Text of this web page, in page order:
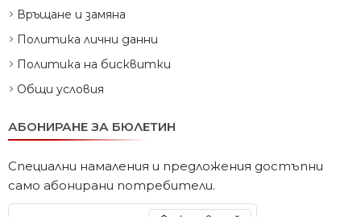
Връщане и замяна
Политика лични данни
Политика на бисквитки
Общи условия
АБОНИРАНЕ ЗА БЮЛЕТИН
Специални намаления и предложения достъпни
само абонирани потребители.